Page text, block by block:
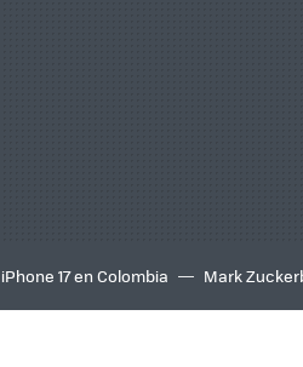
iPhone 17 en Colombia Mark
inteligente
IA TCL C8K